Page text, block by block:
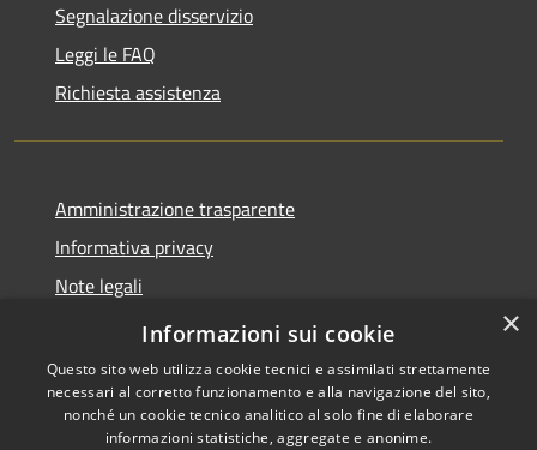
Segnalazione disservizio
Leggi le FAQ
Richiesta assistenza
Amministrazione trasparente
Informativa privacy
Note legali
Dichiarazione di accessibilità
Copyright © 2026 • Comune di
×
Informazioni sui cookie
Questo sito web utilizza cookie tecnici e assimilati strettamente
necessari al corretto funzionamento e alla navigazione del sito,
nonché un cookie tecnico analitico al solo fine di elaborare
informazioni statistiche, aggregate e anonime.